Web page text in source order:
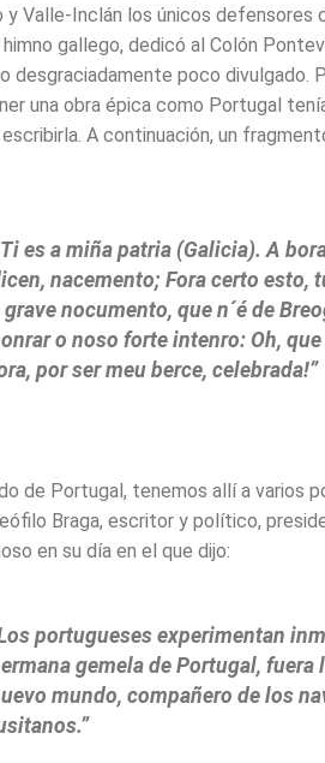
y Valle-Inclán los únicos defensores
gallego, dedicó al Colón
desgraciadamente poco divulgado.
una obra épica como Portugal
A continuación, un
es a miña patria (Galicia). A
nacemento; Fora certo esto,
grave nocumento, que n´é de
o noso forte intenro: Oh,
por ser meu berce, celebrada!”
de Portugal, tenemos allí a varios
Braga, escritor y político,
en su día en el que dijo:
portugueses experimentan
gemela de Portugal,
mundo, compañero de los